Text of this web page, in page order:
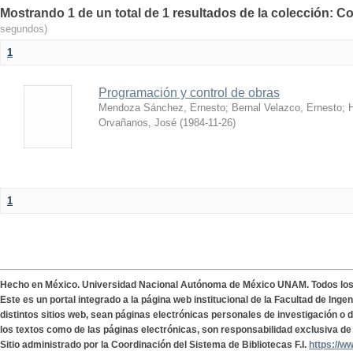
Mostrando 1 de un total de 1 resultados de la colección:
segundos)
1
Programación y control de obras
Mendoza Sánchez, Ernesto; Bernal Velazco, Ernesto;
Orvañanos, José (1984-11-26)
1
Hecho en México. Universidad Nacional Autónoma de México UNAM. Todos
Este es un portal integrado a la página web institucional de la Facultad de
distintos sitios web, sean páginas electrónicas personales de investigación o
los textos como de las páginas electrónicas, son responsabilidad exclusiva
Sitio administrado por la Coordinación del Sistema de Bibliotecas F.I. https://